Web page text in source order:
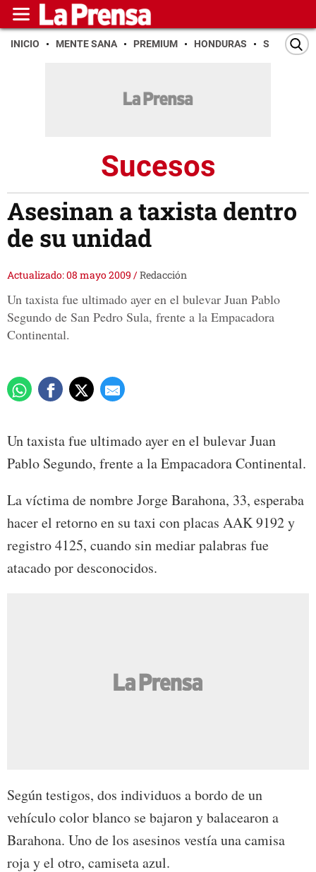
INICIO MENTE SANA PREMIUM HONDURAS SAN PEDRO
Sucesos
Asesinan a taxista dentro
de su unidad
Actualizado: 08 mayo 2009 /Redacción
Un taxista fue ultimado ayer en el bulevar Juan Pablo
Segundo de San Pedro Sula, frente a la Empacadora
Continental.
Un taxista fue ultimado ayer en el bulevar Juan
Pablo Segundo, frente a la Empacadora Continental.
La víctima de nombre Jorge Barahona, 33, esperaba
hacer el retorno en su taxi con placas AAK 9192 y
registro 4125, cuando sin mediar palabras fue
atacado por desconocidos.
Según testigos, dos individuos a bordo de un
vehículo color blanco se bajaron y balacearon a
Barahona. Uno de los asesinos vestía una camisa
roja y el otro, camiseta azul.